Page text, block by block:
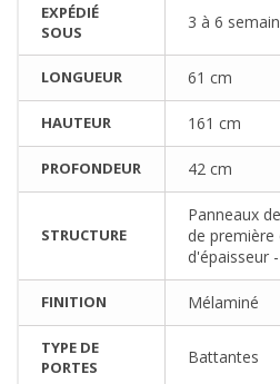
EXPÉDIÉ
SOUS
3 à 6
LONGUEUR 61 cm
HAUTEUR 161 cm
PROFONDEUR 42 cm
STRUCTURE
Panneaux
de
d'épaisseur
FINITION Mélaminé
TYPE DE
PORTES
Battantes